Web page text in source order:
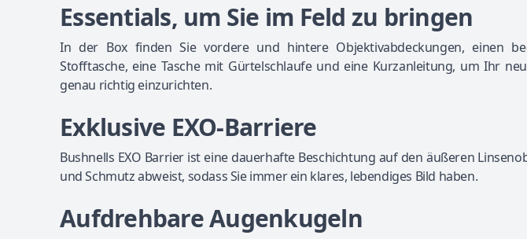
Essentials, um Sie im Feld zu bringen
In der Box finden Sie vordere und hintere Objektivabdeckungen, einen
Stofftasche, eine Tasche mit Gürtelschlaufe und eine Kurzanleitung, um Ihr
genau richtig einzurichten.
Exklusive EXO-Barriere
Bushnells EXO Barrier ist eine dauerhafte Beschichtung auf den äußeren
und Schmutz abweist, sodass Sie immer ein klares, lebendiges Bild haben.
Aufdrehbare Augenkugeln